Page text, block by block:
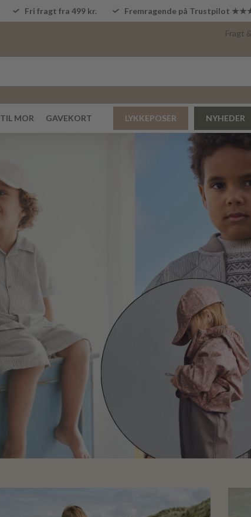
Fri fragt fra 499 kr. Fremragende på Trustpilot
Fragt
TIL MOR GAVEKORT LYKKEPOSER NYHEDER